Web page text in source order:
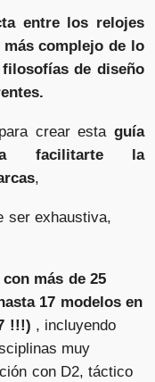
entre los relojes
complejo de lo
filosofías de diseño
crear esta guía
facilitarte la
,
ser exhaustiva,
más de 25
17 modelos en
!!!) , incluyendo
muy
con D2, táctico